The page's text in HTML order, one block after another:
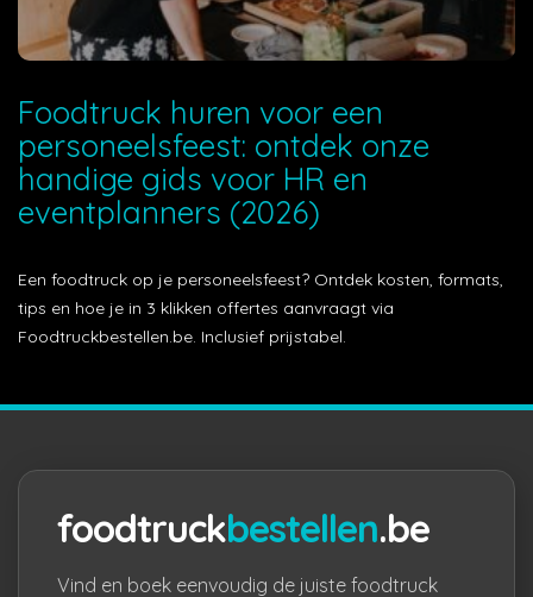
Foodtruck huren voor een
personeelsfeest: ontdek onze
handige gids voor HR en
eventplanners (2026)
Een foodtruck op je personeelsfeest? Ontdek kosten, formats,
tips en hoe je in 3 klikken offertes aanvraagt via
Foodtruckbestellen.be. Inclusief prijstabel.
foodtruckbestellen.be
Vind en boek eenvoudig de juiste foodtruck